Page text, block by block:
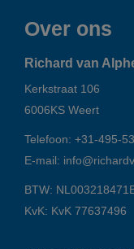
Over ons
Richard van
Kerkstraat 106
6006KS Weert
Telefoon: +31-495-
E-mail:
BTW:
KvK: KvK 77637496